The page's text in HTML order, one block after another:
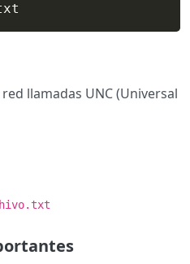
llamadas UNC (Universal